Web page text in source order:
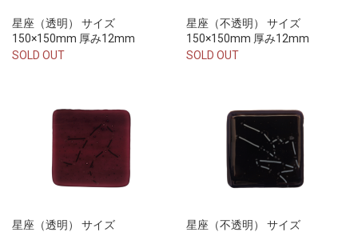
星座（透明） サイズ
150×150mm 厚み12mm
SOLD OUT
星座（不透明） サイズ
150×150mm 厚み12mm
SOLD OUT
星座（透明） サイズ
星座（不透明） サイズ